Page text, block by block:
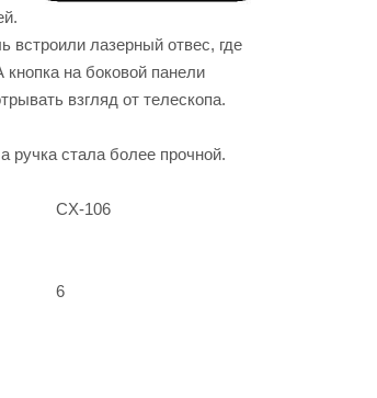
встроили лазерный отвес, где
кнопка на боковой панели
взгляд от телескопа.
стала более прочной.
CX-106
6